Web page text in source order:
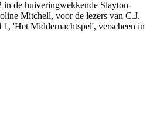
in de huiveringwekkende Slayton-
Mitchell, voor de lezers van C.J.
'Het Middernachtspel', verscheen in